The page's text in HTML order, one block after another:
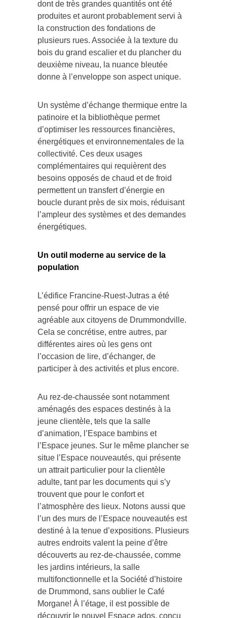
produites et auront probablement servi à
la construction des fondations de
plusieurs rues. Associée à la texture du
bois du grand escalier et du plancher du
deuxième niveau, la nuance bleutée
donne à l’enveloppe son aspect unique.
Un système d’échange thermique entre la
patinoire et la bibliothèque permet
d’optimiser les ressources financières,
énergétiques et environnementales de la
collectivité. Ces deux usages
complémentaires qui requièrent des
besoins opposés de chaud et de froid
permettent un transfert d’énergie en
boucle durant près de six mois, réduisant
l’ampleur des systèmes et des demandes
énergétiques.
Un outil moderne au service de la
population
L’édifice Francine-Ruest-Jutras a été
pensé pour offrir un espace de vie
agréable aux citoyens de Drummondville.
Cela se concrétise, entre autres, par
différentes aires où les gens ont
l’occasion de lire, d’échanger, de
participer à des activités et plus encore.
Au rez-de-chaussée sont notamment
aménagés des espaces destinés à la
jeune clientèle, tels que la salle
d’animation, l’Espace bambins et
l’Espace jeunes. Sur le même plancher se
situe l’Espace nouveautés, qui présente
un attrait particulier pour la clientèle
adulte, tant par les documents qui s’y
trouvent que pour le confort et
l’atmosphère des lieux. Notons aussi que
l’un des murs de l’Espace nouveautés est
destiné à la tenue d’expositions. Plusieurs
autres endroits valent la peine d’être
découverts au rez-de-chaussée, comme
les jardins intérieurs, la salle
multifonctionnelle et la Société d’histoire
de Drummond, sans oublier le Café
Morgane! À l’étage, il est possible de
découvrir le nouvel Espace ados, conçu